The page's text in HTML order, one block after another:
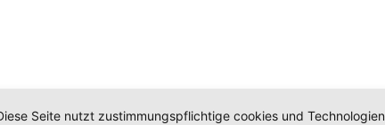
Seite nutzt zustimmungspflichtige cookies und Technologien